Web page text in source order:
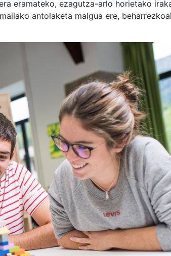
eramateko, ezagutza-arlo horietako
antolaketa malgua ere,